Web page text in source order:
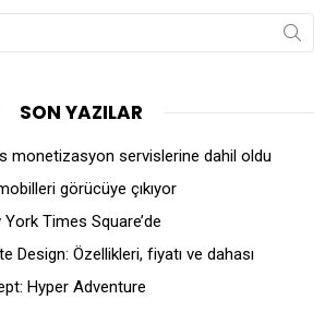
SON YAZILAR
monetizasyon servislerine dahil oldu
görücüye çıkıyor
Times Square’de
Design: Özellikleri, fiyatı ve dahası
Hyper Adventure